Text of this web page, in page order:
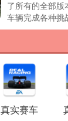
了所有的全部版
车辆完成各种挑
锁体验哦，带给
真实赛车